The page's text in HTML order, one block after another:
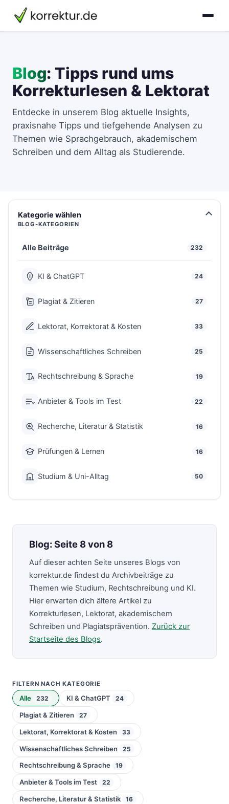
Blog: Tipps rund ums
Korrekturlesen & Lektorat
Entdecke in unserem Blog aktuelle Insights,
praxisnahe Tipps und tiefgehende Analysen zu
Themen wie Sprachgebrauch, akademischem
Schreiben und dem Alltag als Studierende.
Kategorie wählen
BLOG-KATEGORIEN
Alle Beiträge 232
KI & ChatGPT 24
Plagiat & Zitieren 27
Lektorat, Korrektorat & Kosten 33
Wissenschaftliches Schreiben 25
Rechtschreibung & Sprache 19
Anbieter & Tools im Test 22
Recherche, Literatur & Statistik 16
Prüfungen & Lernen 16
Studium & Uni-Alltag 50
Blog: Seite 8 von 8
Auf dieser achten Seite unseres Blogs von
korrektur.de findest du Archivbeiträge zu
Themen wie Studium, Rechtschreibung und KI.
Hier erwarten dich ältere Artikel zu
Korrekturlesen, Lektorat, akademischem
Schreiben und Plagiatsprävention. Zurück zur
Startseite des Blogs.
FILTERN NACH KATEGORIE
Alle 232 KI & ChatGPT 24
Plagiat & Zitieren 27
Lektorat, Korrektorat & Kosten 33
Wissenschaftliches Schreiben 25
Rechtschreibung & Sprache 19
Anbieter & Tools im Test 22
Recherche, Literatur & Statistik 16